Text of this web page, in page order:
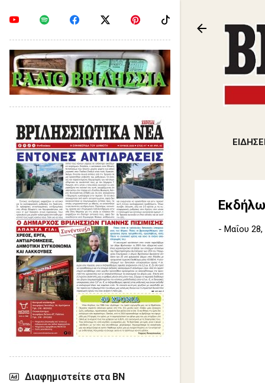
- Μαΐου 28,
Διαφημιστείτε στα ΒΝ